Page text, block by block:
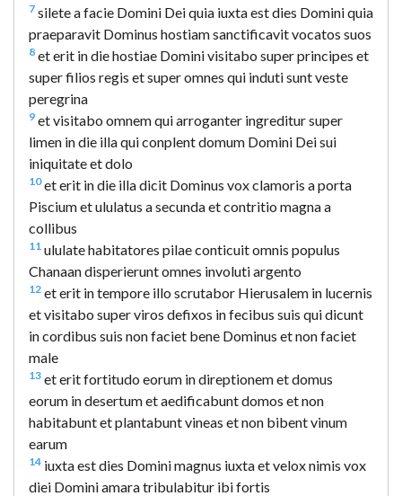
7 silete a facie Domini Dei quia iuxta est dies Domini quia
praeparavit Dominus hostiam sanctificavit vocatos suos
8 et erit in die hostiae Domini visitabo super principes et
super filios regis et super omnes qui induti sunt veste
peregrina
9 et visitabo omnem qui arroganter ingreditur super
limen in die illa qui conplent domum Domini Dei sui
iniquitate et dolo
10et erit in die illa dicit Dominus vox clamoris a porta
Piscium et ululatus a secunda et contritio magna a
collibus
11 ululate habitatores pilae conticuit omnis populus
Chanaan disperierunt omnes involuti argento
12 et erit in tempore illo scrutabor Hierusalem in lucernis
et visitabo super viros defixos in fecibus suis qui dicunt
in cordibus suis non faciet bene Dominus et non faciet
male
13 et erit fortitudo eorum in direptionem et domus
eorum in desertum et aedificabunt domos et non
habitabunt et plantabunt vineas et non bibent vinum
earum
14 iuxta est dies Domini magnus iuxta et velox nimis vox
diei Domini amara tribulabitur ibi fortis